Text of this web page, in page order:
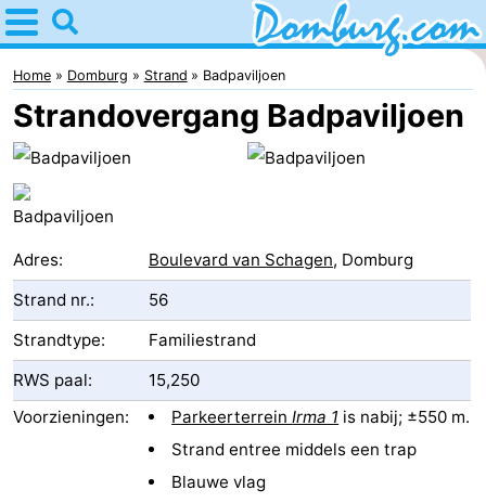
Home
Domburg
Tips
Voor
kinderen
Webcam
Webcam
Webcam
Strand
Overnachten
Appartementen
Home Domburg Strand Badpaviljoen
Strandovergang Badpaviljoen
Adres: Boulevard van Schagen, Domburg
Strand nr.:
56
Strandtype:
Familiestrand
RWS paal:
15,250
Voorzieningen:
ParkeerterreinIrma 1 is nabij; ±550 m.
Strand entree middels een trap
Blauwe vlag